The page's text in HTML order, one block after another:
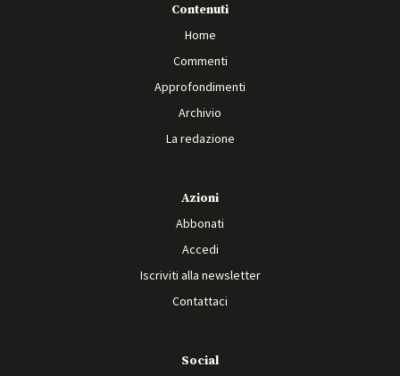
Contenuti
Home
Commenti
Approfondimenti
Archivio
La redazione
Azioni
Abbonati
Accedi
Iscriviti alla newsletter
Contattaci
Social